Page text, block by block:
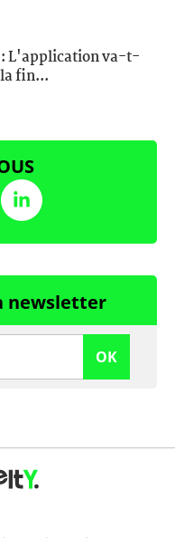
L'application va-t-
fin...
newsletter
OK